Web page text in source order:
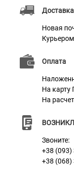
Доставка
Новая
Курьером
Оплата
На карту
На
Звоните:
+38 (093)
+38 (068)
высокоточное
добиться
Вами надписи.
не затирается и
Материал